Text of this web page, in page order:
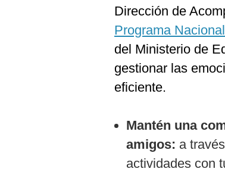
Dirección de
Programa
del Ministerio de
gestionar las
eficiente.
Mantén una
amigos: a
actividades con